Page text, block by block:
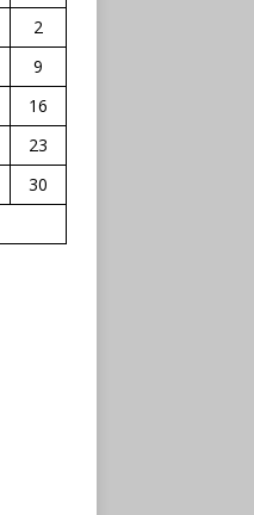
2
9
16
23
30